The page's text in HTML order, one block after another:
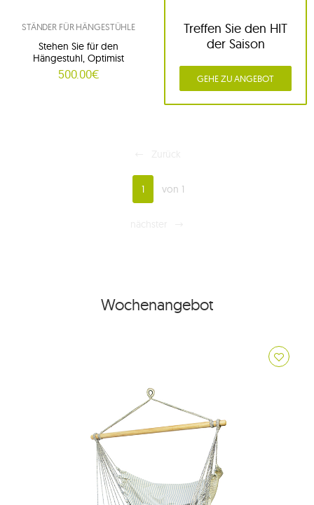
STÄNDER FÜR HÄNGESTÜHLE
Stehen Sie für den
Hängestuhl, Optimist
500.00€
Treffen Sie den HIT
der Saison
GEHE ZU ANGEBOT
1 von 1
Wochenangebot